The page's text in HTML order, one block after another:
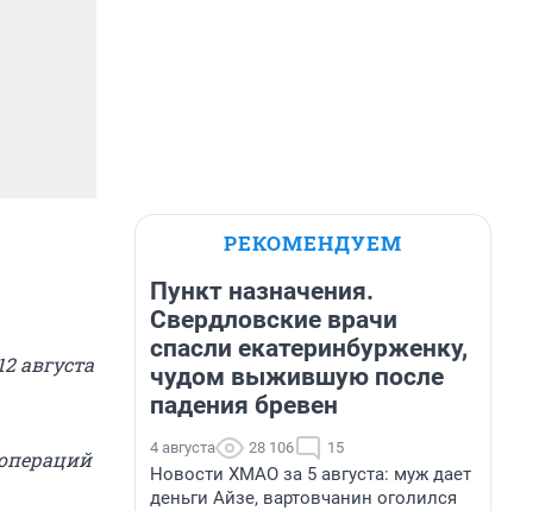
августа
РЕКОМЕНДУЕМ
Пункт назначения.
Свердловские врачи
спасли екатеринбурженку,
чудом выжившую после
падения бревен
4 августа 28 106 15
Новости ХМАО за 5 августа: муж дает
деньги Айзе, вартовчанин оголился